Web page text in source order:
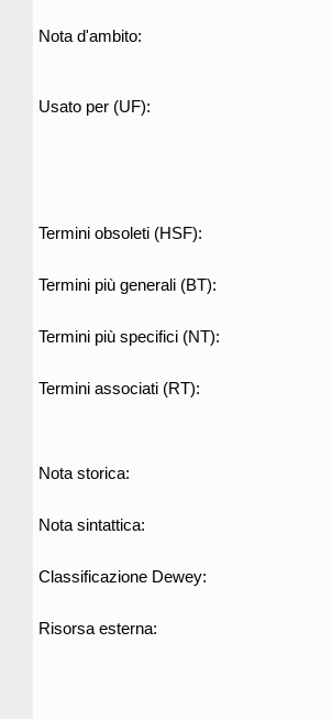
Nota d'ambito:
Usato per (UF):
Termini obsoleti (HSF):
Termini più generali (BT):
Termini più specifici (NT):
Termini associati (RT):
Nota storica:
Nota sintattica:
Classificazione Dewey:
Risorsa esterna: